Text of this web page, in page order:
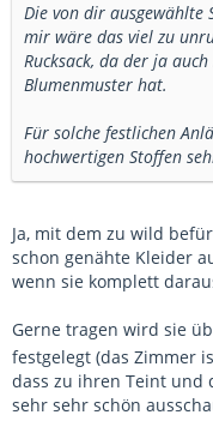
Die von dir ausgewählte
mir wäre das viel zu
Rucksack, da der ja
Blumenmuster hat.
Für solche festlichen
hochwertigen Stoffen
Ja, mit dem zu wild
schon genähte Kleider
wenn sie komplett
Gerne tragen wird sie
festgelegt (das Zimmer
dass zu ihren Teint und
sehr sehr schön